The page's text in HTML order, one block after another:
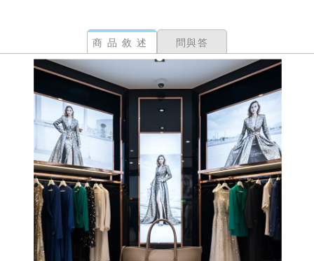
商品敘述 問與答